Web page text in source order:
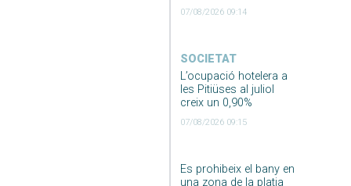
07/08/2026 09:14
SOCIETAT
L’ocupació hotelera a
les Pitiüses al juliol
creix un 0,90%
07/08/2026 09:15
Es prohibeix el bany en
una zona de la platja